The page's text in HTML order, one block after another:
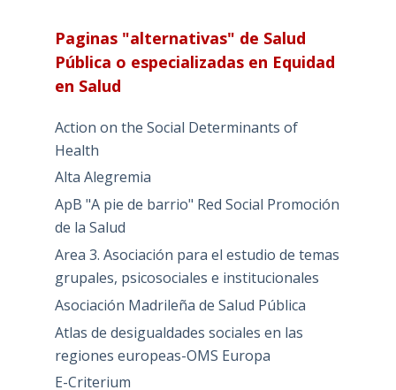
Paginas "alternativas" de Salud
Pública o especializadas en Equidad
en Salud
Action on the Social Determinants of
Health
Alta Alegremia
ApB "A pie de barrio" Red Social Promoción
de la Salud
Area 3. Asociación para el estudio de temas
grupales, psicosociales e institucionales
Asociación Madrileña de Salud Pública
Atlas de desigualdades sociales en las
regiones europeas-OMS Europa
E-Criterium